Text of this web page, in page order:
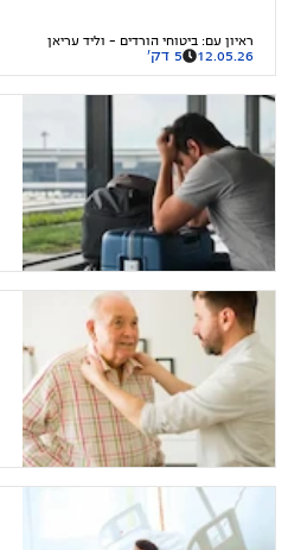
ראיון עם: ביטוחי הורדים - וליד עריאן
12.05.26 5 דק'